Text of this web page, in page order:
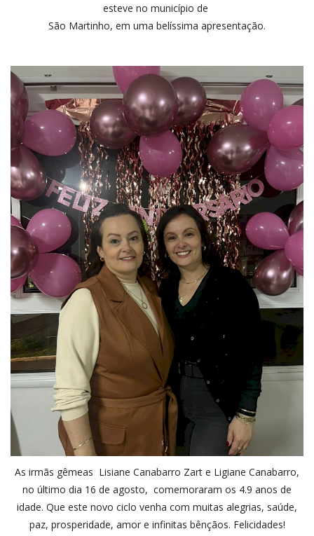
esteve no município de
São Martinho, em uma belíssima apresentação.
As irmãs gêmeas Lisiane Canabarro Zart e Ligiane Canabarro,
no último dia 16 de agosto, comemoraram os 4.9 anos de
idade. Que este novo ciclo venha com muitas alegrias, saúde,
paz, prosperidade, amor e infinitas bênçãos. Felicidades!